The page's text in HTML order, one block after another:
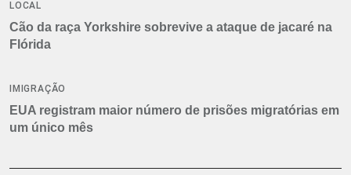
LOCAL
Cão da raça Yorkshire sobrevive a ataque de jacaré na
Flórida
IMIGRAÇÃO
EUA registram maior número de prisões migratórias em
um único mês